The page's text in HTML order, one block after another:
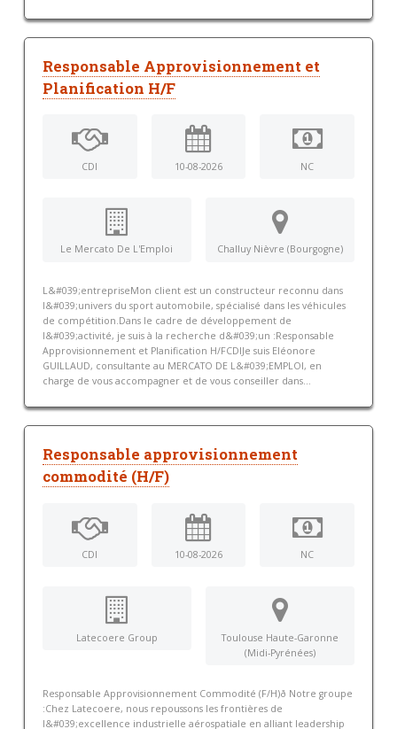
Responsable Approvisionnement et
Planification H/F
CDI 10-08-2026 NC
Le Mercato De L'Emploi Challuy Nièvre (Bourgogne)
L&#039;entrepriseMon client est un constructeur reconnu dans
l&#039;univers du sport automobile, spécialisé dans les véhicules
de compétition.Dans le cadre de développement de
l&#039;activité, je suis à la recherche d&#039;un :Responsable
Approvisionnement et Planification H/FCDIJe suis Eléonore
GUILLAUD, consultante au MERCATO DE L&#039;EMPLOI, en
charge de vous accompagner et de vous conseiller dans...
Responsable approvisionnement
commodité (H/F)
CDI 10-08-2026 NC
Latecoere Group
Toulouse Haute-Garonne
(Midi-Pyrénées)
Responsable Approvisionnement Commodité (F/H)ð Notre groupe
:Chez Latecoere, nous repoussons les frontières de
l&#039;excellence industrielle aérospatiale en alliant leadership